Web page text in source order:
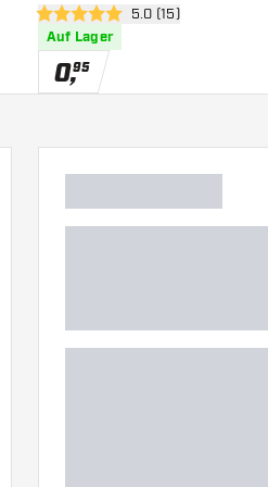
öffnen Bewertungsbereich
5 Bewertungssterne
5.0 (15)
Auf Lager
0,95